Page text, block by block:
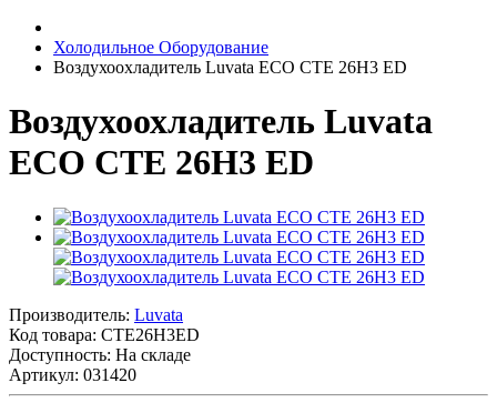
Холодильное Оборудование
Воздухоохладитель Luvata ECO CTE 26H3 ED
Воздухоохладитель Luvata
ECO CTE 26H3 ED
Производитель: Luvata
Код товара: CTE26H3ED
Доступность: На складе
Артикул: 031420